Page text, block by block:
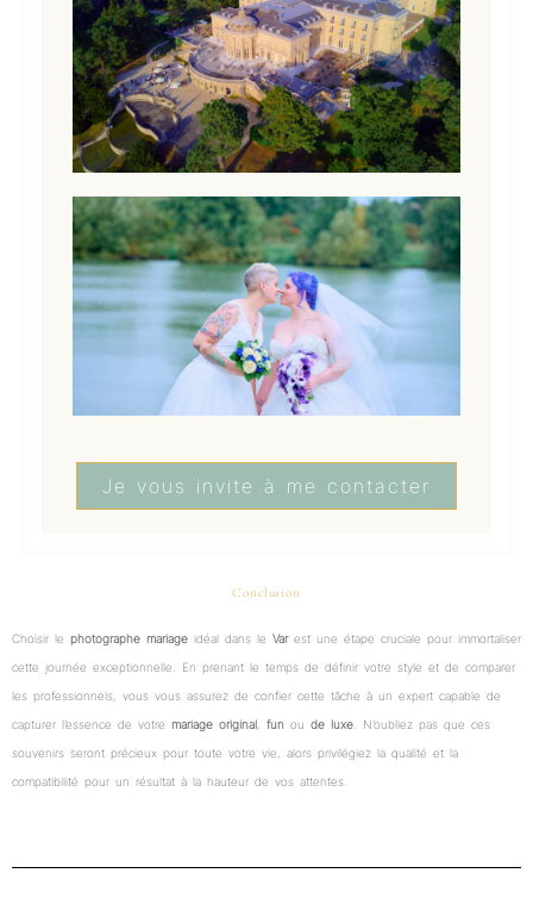
Je vous invite à me contacter
Conclusion
Choisir le photographe mariage idéal dans le Varest une étape cruciale pour immortaliser
cette journée exceptionnelle. En prenant le temps de définir votre style et de comparer
les professionnels, vous vous assurez de confier cette tâche à un expert capable de
capturer l’essence de votre mariage original fun ou de luxe . N’oubliez pas que ces
souvenirs seront précieux pour toute votre vie, alors privilégiez la qualité et la
compatibilité pour un résultat à la hauteur de vos attentes.